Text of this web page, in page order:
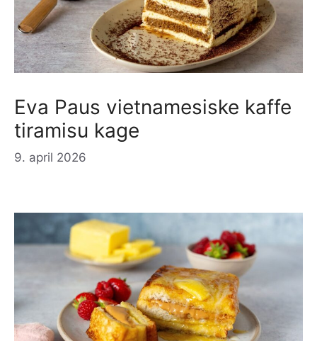
Eva Paus vietnamesiske kaffe
tiramisu kage
9. april 2026